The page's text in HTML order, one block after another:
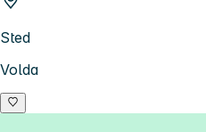
Sted
Volda